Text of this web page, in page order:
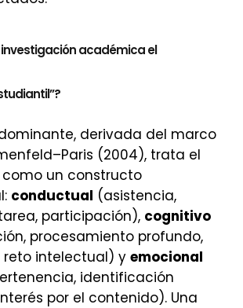
académica el
derivada del marco
(2004), trata el
un constructo
conductual (asistencia,
participación), cognitivo
procesamiento profundo,
reto intelectual) y emocional
identificación
por el contenido). Una